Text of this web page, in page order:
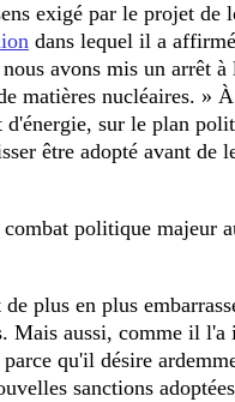
exigé par le projet de
dans lequel il a
avons mis un arrêt
matières nucléaires. »
d'énergie, sur le plan
être adopté avant de
politique majeur
plus en plus
Mais aussi, comme il l'a
qu'il désire
sanctions